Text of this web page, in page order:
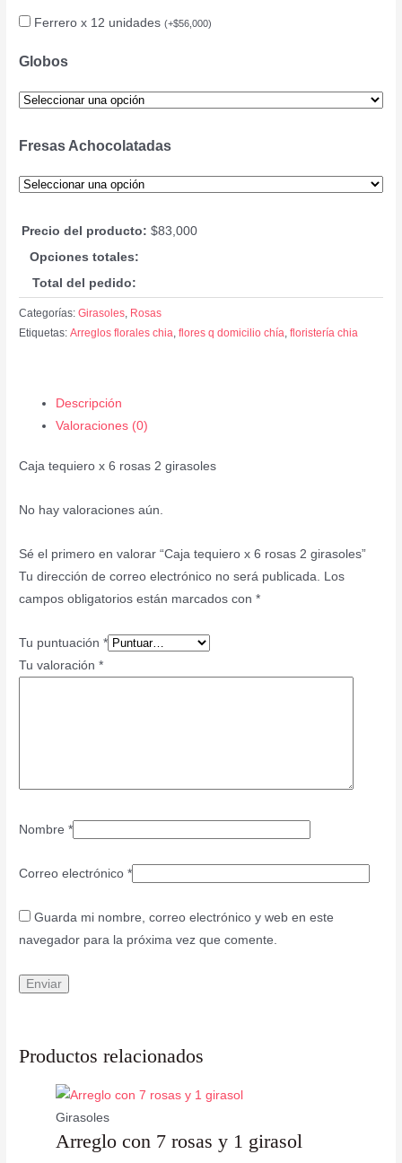
Ferrero x 12 unidades(+$56,000)
Globos
Fresas Achocolatadas
Precio del producto: $83,000
Opciones totales:
Total del pedido:
Categorías:Girasoles, Rosas
Etiquetas:Arreglos florales chia,flores q domicilio chía,floristería chia
Descripción
Valoraciones (0)
Caja tequiero x 6 rosas 2 girasoles
No hay valoraciones aún.
Sé el primero en valorar “Caja tequiero x 6 rosas 2 girasoles”
Tu dirección de correo electrónico no será publicada.
Los
campos obligatorios están marcados con*
Tu puntuación*
Tu valoración*
Nombre*
Correo electrónico*
Guarda mi nombre, correo electrónico y web en este
navegador para la próxima vez que comente.
Productos relacionados
Girasoles
Arreglo con 7 rosas y 1 girasol